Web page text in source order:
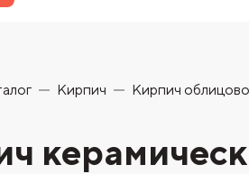
Кирпич Кирпич